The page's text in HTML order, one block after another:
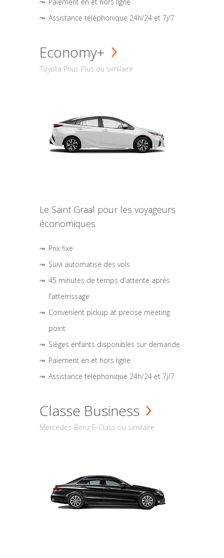
Assistance téléphonique 24h/24 et 7j/7
Economy+
Toyota Prius Plus ou similaire
Le Saint Graal pour les voyageurs
économiques
Prix fixe
Suivi automatisé des vols
45 minutes de temps d'attente après
l'atterrissage
Convenient pickup at precise meeting
point
Sièges enfants disponibles sur demande.
Paiement en et hors ligne
Assistance téléphonique 24h/24 et 7j/7
Classe Business
Mercedes-Benz E-Class ou similaire